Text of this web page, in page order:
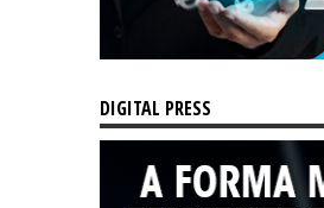
DIGITAL PRESS